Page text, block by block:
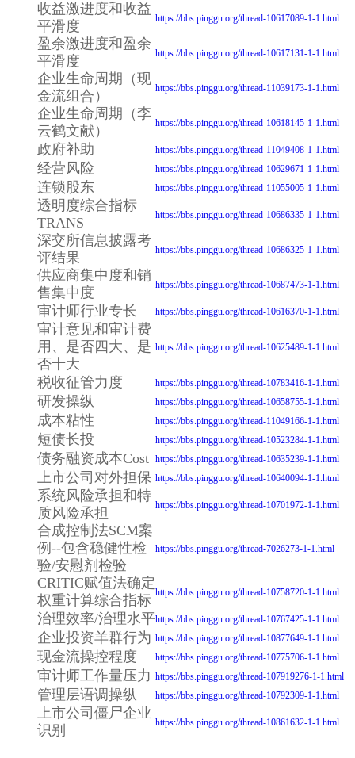
收益激进度和收益
平滑度
https://bbs.pinggu.org/thread-10617089-1-1.html
盈余激进度和盈余
平滑度
https://bbs.pinggu.org/thread-10617131-1-1.html
企业生命周期（现
金流组合）
https://bbs.pinggu.org/thread-11039173-1-1.html
企业生命周期（李
云鹤文献）
https://bbs.pinggu.org/thread-10618145-1-1.html
政府补助 https://bbs.pinggu.org/thread-11049408-1-1.html
经营风险 https://bbs.pinggu.org/thread-10629671-1-1.html
连锁股东 https://bbs.pinggu.org/thread-11055005-1-1.html
透明度综合指标
TRANS
https://bbs.pinggu.org/thread-10686335-1-1.html
深交所信息披露考
评结果
https://bbs.pinggu.org/thread-10686325-1-1.html
供应商集中度和销
售集中度
https://bbs.pinggu.org/thread-10687473-1-1.html
审计师行业专长 https://bbs.pinggu.org/thread-10616370-1-1.html
审计意见和审计费
用、是否四大、是
否十大
https://bbs.pinggu.org/thread-10625489-1-1.html
税收征管力度 https://bbs.pinggu.org/thread-10783416-1-1.html
研发操纵 https://bbs.pinggu.org/thread-10658755-1-1.html
成本粘性 https://bbs.pinggu.org/thread-11049166-1-1.html
短债长投 https://bbs.pinggu.org/thread-10523284-1-1.html
债务融资成本Cost https://bbs.pinggu.org/thread-10635239-1-1.html
上市公司对外担保 https://bbs.pinggu.org/thread-10640094-1-1.html
系统风险承担和特
质风险承担
https://bbs.pinggu.org/thread-10701972-1-1.html
合成控制法SCM案
例--包含稳健性检
验/安慰剂检验
https://bbs.pinggu.org/thread-7026273-1-1.html
CRITIC赋值法确定
权重计算综合指标 https://bbs.pinggu.org/thread-10758720-1-1.html
治理效率/治理水平https://bbs.pinggu.org/thread-10767425-1-1.html
企业投资羊群行为 https://bbs.pinggu.org/thread-10877649-1-1.html
现金流操控程度 https://bbs.pinggu.org/thread-10775706-1-1.html
审计师工作量压力 https://bbs.pinggu.org/thread-107919276-1-1.html
管理层语调操纵 https://bbs.pinggu.org/thread-10792309-1-1.html
上市公司僵尸企业
识别
https://bbs.pinggu.org/thread-10861632-1-1.html